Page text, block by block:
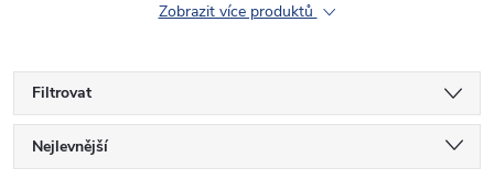
Zobrazit více produktů
Filtrovat
Ř
Nejlevnější